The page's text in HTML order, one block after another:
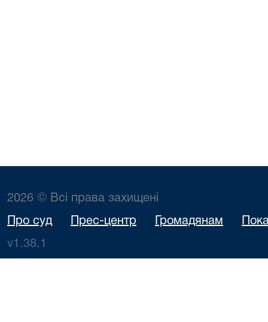
2026 © Всі права захищені
Про суд Прес-центр Громадянам
v1.38.1